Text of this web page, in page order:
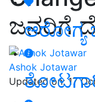
ಆರೋಗ್ಯ
ಜನರಿಗೆ
Ashok Jotawar
Updated on: 17